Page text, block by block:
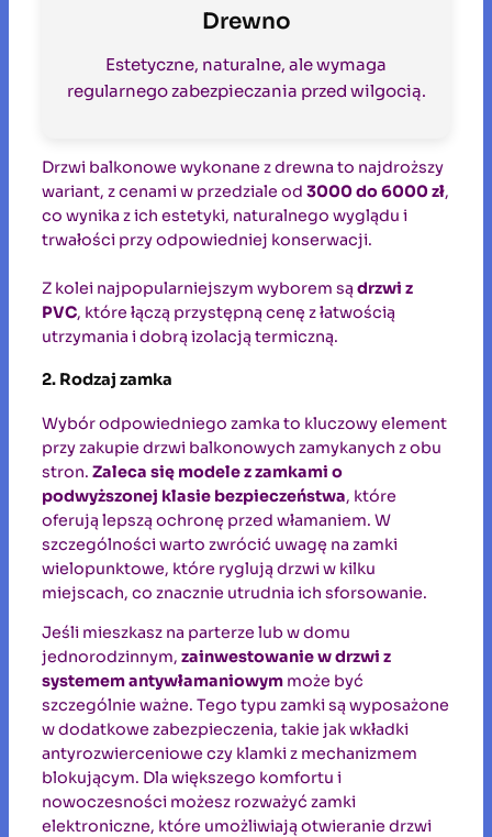
Drewno
Estetyczne, naturalne, ale wymaga
regularnego zabezpieczania przed wilgocią.
Drzwi balkonowe wykonane z drewna to najdroższy
wariant, z cenami w przedziale od 3000 do 6000 zł,
co wynika z ich estetyki, naturalnego wyglądu i
trwałości przy odpowiedniej konserwacji.
Z kolei najpopularniejszym wyborem są drzwi z
PVC, które łączą przystępną cenę z łatwością
utrzymania i dobrą izolacją termiczną.
2. Rodzaj zamka
Wybór odpowiedniego zamka to kluczowy element
przy zakupie drzwi balkonowych zamykanych z obu
stron. Zaleca się modele z zamkami o
podwyższonej klasie bezpieczeństwa, które
oferują lepszą ochronę przed włamaniem. W
szczególności warto zwrócić uwagę na zamki
wielopunktowe, które ryglują drzwi w kilku
miejscach, co znacznie utrudnia ich sforsowanie.
Jeśli mieszkasz na parterze lub w domu
jednorodzinnym, zainwestowanie w drzwi z
systemem antywłamaniowym może być
szczególnie ważne. Tego typu zamki są wyposażone
w dodatkowe zabezpieczenia, takie jak wkładki
antyrozwierceniowe czy klamki z mechanizmem
blokującym. Dla większego komfortu i
nowoczesności możesz rozważyć zamki
elektroniczne, które umożliwiają otwieranie drzwi